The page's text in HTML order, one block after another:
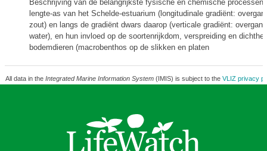
Beschrijving van de belangrijkste fysische en chemische processen
lengte-as van het Schelde-estuarium (longitudinale gradiënt:
zout) en langs de gradiënt dwars daarop (verticale gradiënt:
water), en hun invloed op de soortenrijkdom, verspreiding en
bodemdieren (macrobenthos op de slikken en platen
All data in the Integrated Marine Information System(IMIS) is subject to the VLIZ privacy